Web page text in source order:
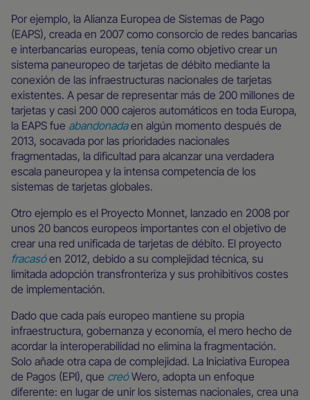
Por ejemplo, la Alianza Europea de Sistemas de Pago
(EAPS), creada en 2007 como consorcio de redes bancarias
e interbancarias europeas, tenía como objetivo crear un
sistema paneuropeo de tarjetas de débito mediante la
conexión de las infraestructuras nacionales de tarjetas
existentes. A pesar de representar más de 200 millones de
tarjetas y casi 200 000 cajeros automáticos en toda Europa,
la EAPS fue abandonadaen algún momento después de
2013, socavada por las prioridades nacionales
fragmentadas, la dificultad para alcanzar una verdadera
escala paneuropea y la intensa competencia de los
sistemas de tarjetas globales.
Otro ejemplo es el Proyecto Monnet, lanzado en 2008 por
unos 20 bancos europeos importantes con el objetivo de
crear una red unificada de tarjetas de débito. El proyecto
fracasóen 2012, debido a su complejidad técnica, su
limitada adopción transfronteriza y sus prohibitivos costes
de implementación.
Dado que cada país europeo mantiene su propia
infraestructura, gobernanza y economía, el mero hecho de
acordar la interoperabilidad no elimina la fragmentación.
Solo añade otra capa de complejidad. La Iniciativa Europea
de Pagos (EPI), que creóWero, adopta un enfoque
diferente: en lugar de unir los sistemas nacionales, crea una